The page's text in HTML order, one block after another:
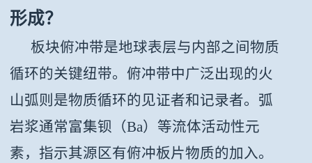
形成？
板块俯冲带是地球表层与内部之间物质
循环的关键纽带。俯冲带中广泛出现的火
山弧则是物质循环的见证者和记录者。弧
岩浆通常富集钡（Ba）等流体活动性元
素，指示其源区有俯冲板片物质的加入。